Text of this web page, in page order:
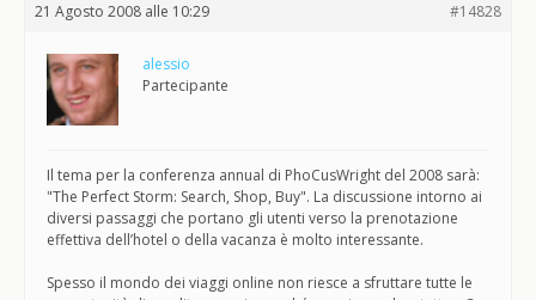
21 Agosto 2008 alle 10:29 #14828
alessio
Partecipante
Il tema per la conferenza annual di PhoCusWright del 2008 sarà:
"The Perfect Storm: Search, Shop, Buy". La discussione intorno ai
diversi passaggi che portano gli utenti verso la prenotazione
effettiva dell’hotel o della vacanza è molto interessante.
Spesso il mondo dei viaggi online non riesce a sfruttare tutte le